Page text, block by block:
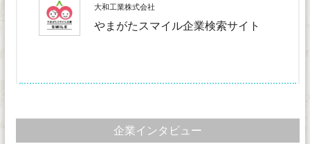
大和工業株式会社
やまがたスマイル企業検索サイト
企業インタビュー